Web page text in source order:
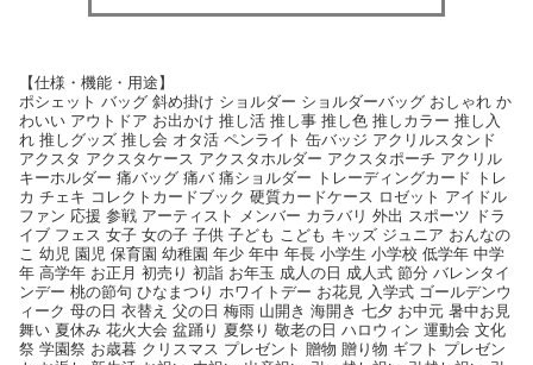
【仕様・機能・用途】
ポシェット バッグ 斜め掛け ショルダー ショルダーバッグ おしゃれ か
わいい アウトドア お出かけ 推し活 推し事 推し色 推しカラー 推し入
れ 推しグッズ 推し会 オタ活 ペンライト 缶バッジ アクリルスタンド
アクスタ アクスタケース アクスタホルダー アクスタポーチ アクリル
キーホルダー 痛バッグ 痛バ 痛ショルダー トレーディングカード トレ
カ チェキ コレクトカードブック 硬質カードケース ロゼット アイドル
ファン 応援 参戦 アーティスト メンバー カラバリ 外出 スポーツ ドラ
イブ フェス 女子 女の子 子供 子ども こども キッズ ジュニア おんなの
こ 幼児 園児 保育園 幼稚園 年少 年中 年長 小学生 小学校 低学年 中学
年 高学年 お正月 初売り 初詣 お年玉 成人の日 成人式 節分 バレンタイ
ンデー 桃の節句 ひなまつり ホワイトデー お花見 入学式 ゴールデンウ
ィーク 母の日 衣替え 父の日 梅雨 山開き 海開き 七夕 お中元 暑中お見
舞い 夏休み 花火大会 盆踊り 夏祭り 敬老の日 ハロウィン 運動会 文化
祭 学園祭 お歳暮 クリスマス プレゼント 贈物 贈り物 ギフト プレゼン